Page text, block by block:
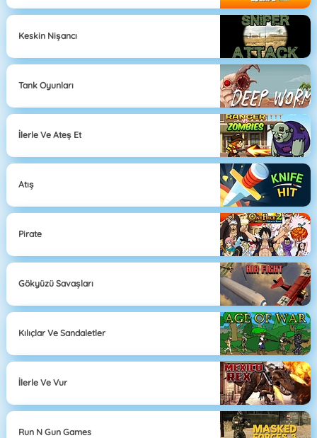
Keskin Nişancı
Tank Oyunları
İlerle Ve Ateş Et
Atış
Pirate
Gökyüzü Savaşları
Kılıçlar Ve Sandaletler
İlerle Ve Vur
Run N Gun Games